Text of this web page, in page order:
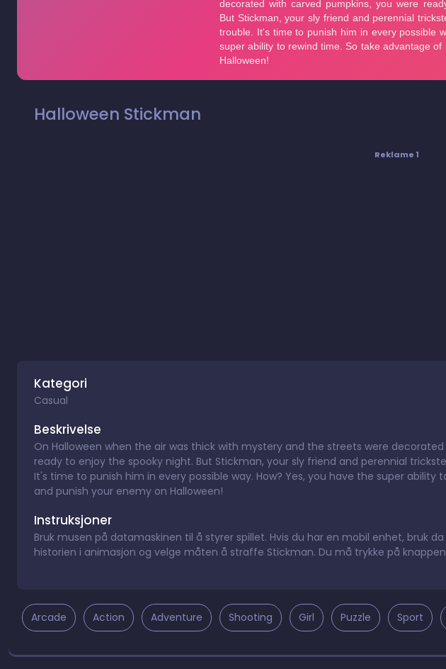
Halloween Stickman
Reklame 1
Kategori
Casual
Beskrivelse
On Halloween when the air was thick with mystery and the streets were
ready to enjoy the spooky night. But Stickman, your sly friend and perennial
It's time to punish him in every possible way. How? Yes, you have the super
and punish your enemy on Halloween!
Instruksjoner
Bruk musen på datamaskinen til å styrer spillet. Hvis du har en mobil enhet, bruk
historien i animasjon og velge måten å straffe Stickman. Du må trykke på
Arcade Action Adventure Shooting Girl Puzzle Sport